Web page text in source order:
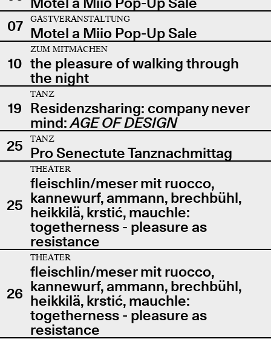
07
GASTVERANSTALTUNG
Motel a Miio Pop-Up Sale
10
ZUM MITMACHEN
the pleasure of walking through
the night
19
TANZ
Residenzsharing: company never
mind:AGE OF DESIGN
25
TANZ
Pro Senectute Tanznachmittag
25
THEATER
fleischlin/meser mit ruocco,
kannewurf, ammann, brechbühl,
heikkilä, krstić, mauchle:
togetherness - pleasure as
resistance
26
THEATER
fleischlin/meser mit ruocco,
kannewurf, ammann, brechbühl,
heikkilä, krstić, mauchle:
togetherness - pleasure as
resistance